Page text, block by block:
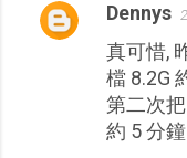
Dennys
真可惜,
檔 8.2G
第二次
約 5 分鐘